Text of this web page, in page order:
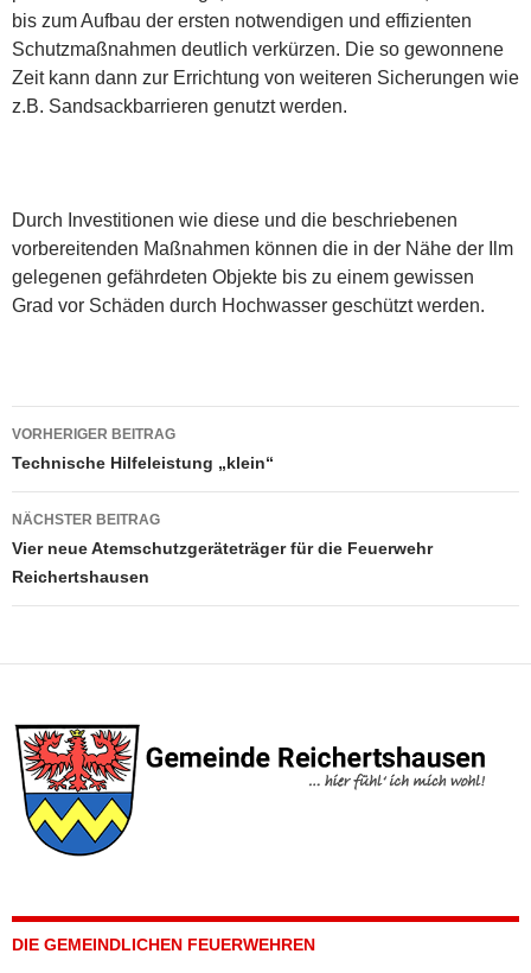
bis zum Aufbau der ersten notwendigen und effizienten
Schutzmaßnahmen deutlich verkürzen. Die so gewonnene
Zeit kann dann zur Errichtung von weiteren Sicherungen wie
z.B. Sandsackbarrieren genutzt werden.
Durch Investitionen wie diese und die beschriebenen
vorbereitenden Maßnahmen können die in der Nähe der Ilm
gelegenen gefährdeten Objekte bis zu einem gewissen
Grad vor Schäden durch Hochwasser geschützt werden.
Beitragsnavigation
VORHERIGER BEITRAG
Technische Hilfeleistung „klein“
NÄCHSTER BEITRAG
Vier neue Atemschutzgeräteträger für die Feuerwehr
Reichertshausen
DIE GEMEINDLICHEN FEUERWEHREN